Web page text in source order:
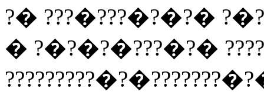
?� ???�???�?�?�
� ?�?�?�???�?�